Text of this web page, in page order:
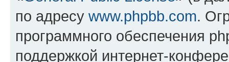
по адресу www.phpbb.com.
программного обеспечения
поддержкой интернет-